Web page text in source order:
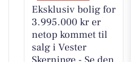
Eksklusiv bolig for
3.995.000 kr er
netop kommet til
salg i Vester